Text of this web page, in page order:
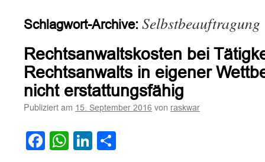
springen
Schlagwort-Archive: Selbstbeauftragung
Rechtsanwaltskosten bei
Rechtsanwalts in eigener
nicht erstattungsfähig
Publiziert am 15. September 2016 von raskwar
Facebook
WhatsApp
LinkedIn